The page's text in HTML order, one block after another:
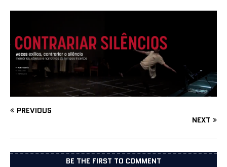
PREVIOUS
NEXT
BE THE FIRST TO COMMENT